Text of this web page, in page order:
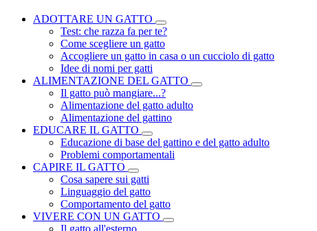
ADOTTARE UN GATTO
Test: che razza fa per te?
Come scegliere un gatto
Accogliere un gatto in casa o un cucciolo di gatto
Idee di nomi per gatti
ALIMENTAZIONE DEL GATTO
Il gatto può mangiare...?
Alimentazione del gatto adulto
Alimentazione del gattino
EDUCARE IL GATTO
Educazione di base del gattino e del gatto adulto
Problemi comportamentali
CAPIRE IL GATTO
Cosa sapere sui gatti
Linguaggio del gatto
Comportamento del gatto
VIVERE CON UN GATTO
Il gatto all'esterno